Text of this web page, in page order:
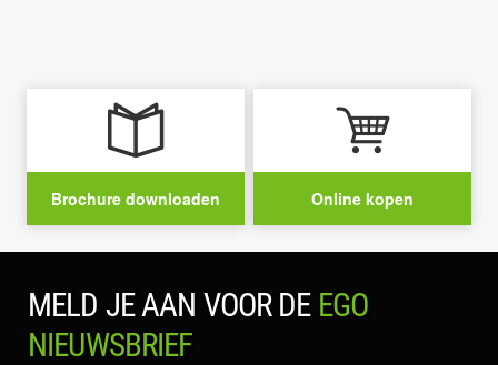
Brochure downloaden Online kopen
MELD JE AAN VOOR DE EGO
NIEUWSBRIEF